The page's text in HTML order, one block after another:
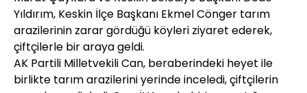
Yıldırım, Keskin İlçe Başkanı Ekmel Cönger tarım
arazilerinin zarar gördüğü köyleri ziyaret ederek,
çiftçilerle bir araya geldi.
AK Partili Milletvekili Can, beraberindeki heyet ile
birlikte tarım arazilerini yerinde inceledi, çiftçilerin